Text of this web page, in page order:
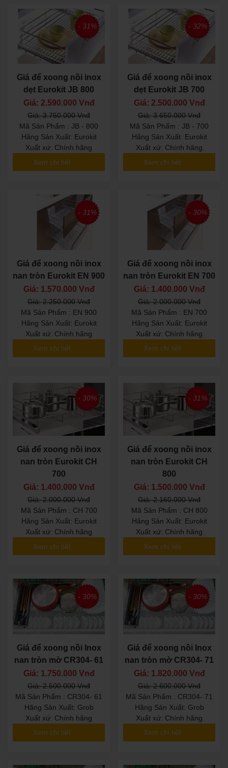
- 31%
Giá để xoong nồi inox
dẹt Eurokit JB 800
Giá: 2.590.000 Vnđ
Giá: 3.750.000 Vnđ
Mã Sản Phẩm : JB - 800
Hãng Sản Xuất: Eurokit
Xuất xứ: Chính hãng
Xem chi tiết
- 32%
Giá để xoong nồi inox
dẹt Eurokit JB 700
Giá: 2.500.000 Vnđ
Giá: 3.650.000 Vnđ
Mã Sản Phẩm : JB - 700
Hãng Sản Xuất: Eurokit
Xuất xứ: Chính hãng
Xem chi tiết
- 31%
Giá để xoong nồi inox
nan tròn Eurokit EN 900
Giá: 1.570.000 Vnđ
Giá: 2.250.000 Vnđ
Mã Sản Phẩm : EN 900
Hãng Sản Xuất: Eurokit
Xuất xứ: Chính hãng
Xem chi tiết
- 30%
Giá để xoong nồi inox
nan tròn Eurokit EN 700
Giá: 1.400.000 Vnđ
Giá: 2.000.000 Vnđ
Mã Sản Phẩm : EN 700
Hãng Sản Xuất: Eurokit
Xuất xứ: Chính hãng
Xem chi tiết
- 30%
Giá để xoong nồi inox
nan tròn Eurokit CH
700
Giá: 1.400.000 Vnđ
Giá: 2.000.000 Vnđ
Mã Sản Phẩm : CH 700
Hãng Sản Xuất: Eurokit
Xuất xứ: Chính hãng
Xem chi tiết
- 31%
Giá để xoong nồi inox
nan tròn Eurokit CH
800
Giá: 1.500.000 Vnđ
Giá: 2.160.000 Vnđ
Mã Sản Phẩm : CH 800
Hãng Sản Xuất: Eurokit
Xuất xứ: Chính hãng
Xem chi tiết
- 30%
Giá để xoong nồi Inox
nan tròn mờ CR304- 61
Giá: 1.750.000 Vnđ
Giá: 2.500.000 Vnđ
Mã Sản Phẩm : CR304- 61
Hãng Sản Xuất: Grob
Xuất xứ: Chính hãng
Xem chi tiết
- 30%
Giá để xoong nồi Inox
nan tròn mờ CR304- 71
Giá: 1.820.000 Vnđ
Giá: 2.600.000 Vnđ
Mã Sản Phẩm : CR304- 71
Hãng Sản Xuất: Grob
Xuất xứ: Chính hãng
Xem chi tiết